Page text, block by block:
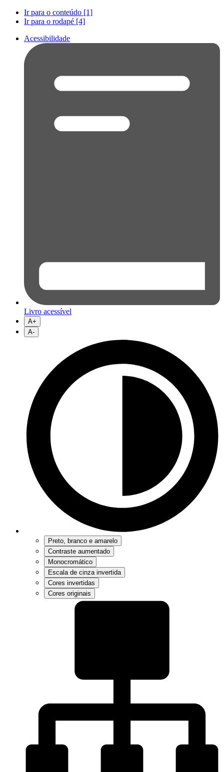
Ir para o conteúdo [1]
Ir para o rodapé [4]
Acessibilidade
Livro acessível
A+
A-
Preto, branco e amarelo
Contraste aumentado
Monocromático
Escala de cinza invertida
Cores invertidas
Cores originais